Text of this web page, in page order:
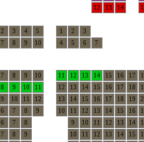
12 13 14
2 3 4 5 1 2
3
7 8 9 10 4 5 6 7
7 8 9 10 11 12 13 14 15 16 17
8 9 10 11 12 13 14 15 16 17 18
9 10 11 12 13 14 15 16 17 18 19
6 7 8 9 10 11 12 13 14 15 16
6 7 8 9 10 11 12 13 14
7 8 9 10 11 12 13 14 15